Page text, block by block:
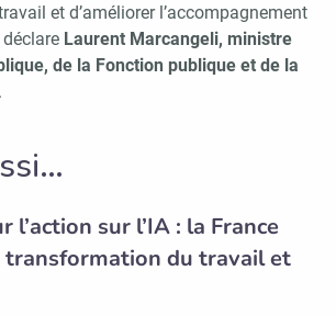
et d’améliorer l’accompagnement
Laurent Marcangeli, ministre
de la Fonction publique et de la
.
l’action sur l’IA : la France
transformation du travail et